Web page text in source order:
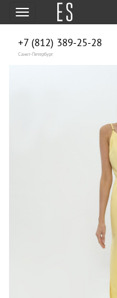
Меню
+7 (812) 389-25-28
Санкт-Петербург